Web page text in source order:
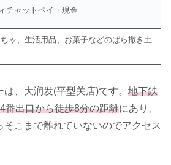
チャットペイ・現金
ゃ、生活用品、お菓子などのばら撒き土
、大润发(平型关店)です。 地下鉄
番出口から徒歩8分の距離にあり、
そこまで離れていないのでアクセス